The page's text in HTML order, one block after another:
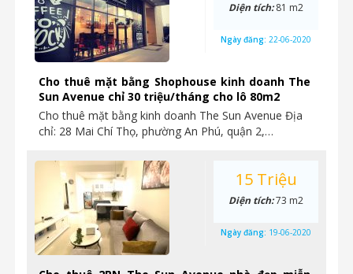
Cho thuê mặt bằng Shophouse kinh doanh The
Sun Avenue chỉ 30 triệu/tháng cho lô 80m2
Cho thuê mặt bằng kinh doanh The Sun Avenue Địa
chỉ: 28 Mai Chí Thọ, phường An Phú, quận 2,…
Diện tích:81 m2
Ngày đăng: 22-06-2020
15 Triệu
Diện tích:73 m2
Ngày đăng: 19-06-2020